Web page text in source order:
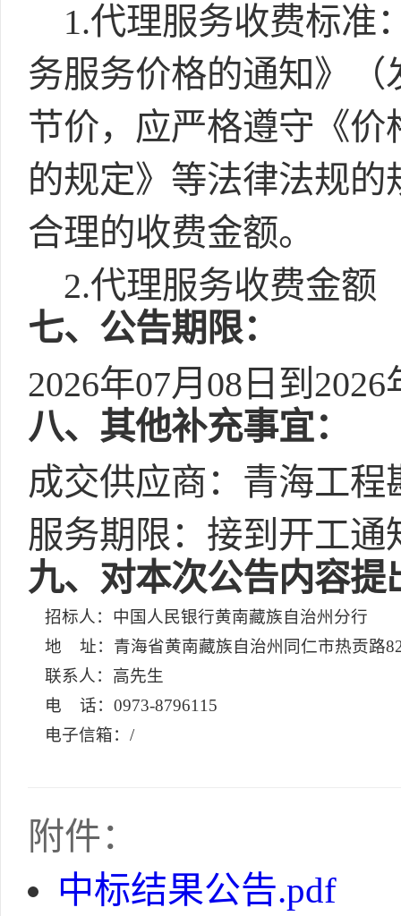
1.代理服务收费标准
务服务价格的通知》（
节价，应严格遵守《
的规定》等法律法规
合理的收费金额。
2.代理服务收费金额
七、公告期限：
2026年07月08日到2026
八、其他补充事宜：
成交供应商：青海工程
服务期限：接到开工
九、对本次公告内容提
招标人：中国人民银行黄南藏族自治州分行
地 址：青海省黄南藏族自治州同仁市热贡路
联系人：高先生
电 话：0973-8796115
电子信箱：/
附件：
中标结果公告.pdf